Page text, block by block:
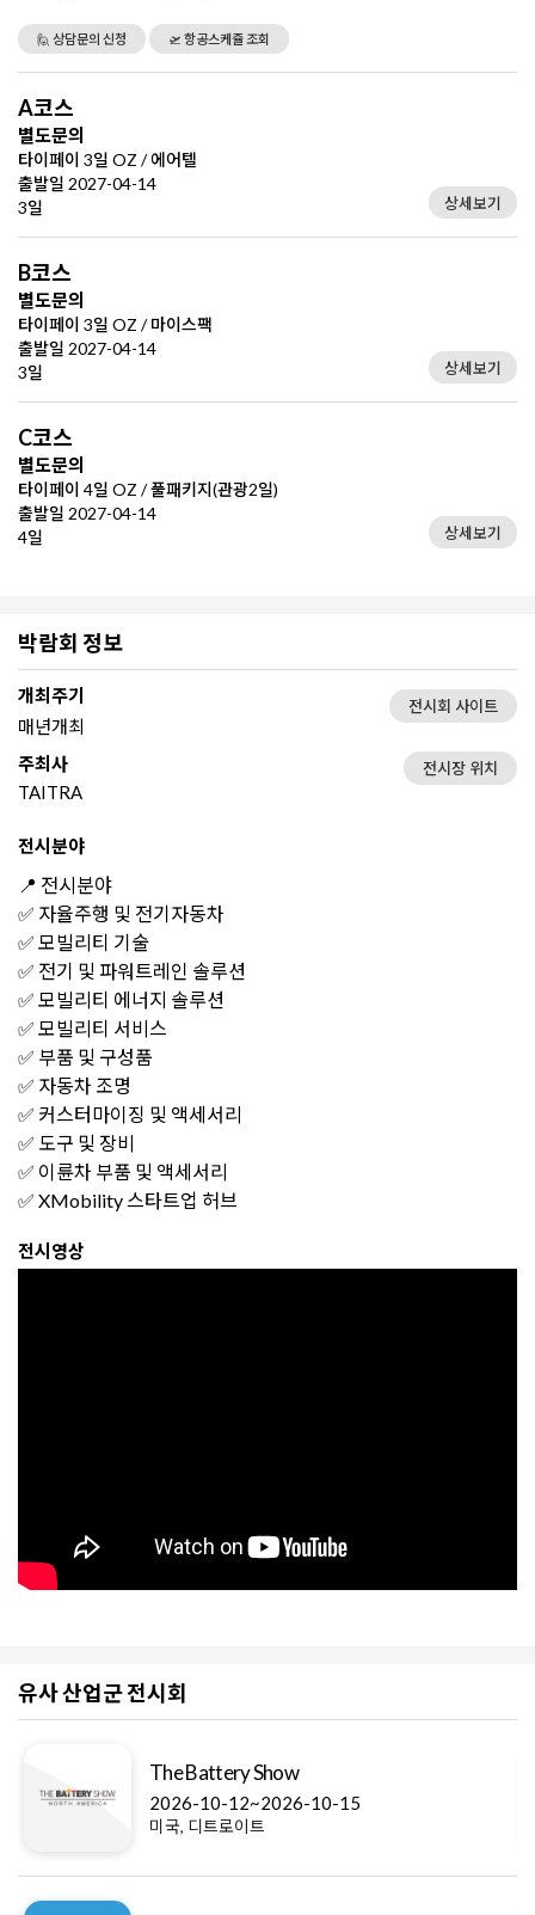
🙋 상담문의 신청 🛫 항공스케쥴 조회
A코스
별도문의
타이페이 3일 OZ / 에어텔
출발일 2027-04-14
3일
상세보기
B코스
별도문의
타이페이 3일 OZ / 마이스팩
출발일 2027-04-14
3일
상세보기
C코스
별도문의
타이페이 4일 OZ / 풀패키지(관광2일)
출발일 2027-04-14
4일
상세보기
박람회 정보
개최주기
매년개최
전시회 사이트
주최사
TAITRA
전시장 위치
전시분야
📍 전시분야
✅ 자율주행 및 전기자동차
✅ 모빌리티 기술
✅ 전기 및 파워트레인 솔루션
✅ 모빌리티 에너지 솔루션
✅ 모빌리티 서비스
✅ 부품 및 구성품
✅ 자동차 조명
✅ 커스터마이징 및 액세서리
✅ 도구 및 장비
✅ 이륜차 부품 및 액세서리
✅ XMobility 스타트업 허브
전시영상
유사 산업군 전시회
The Battery Show
2026-10-12~2026-10-15
미국, 디트로이트